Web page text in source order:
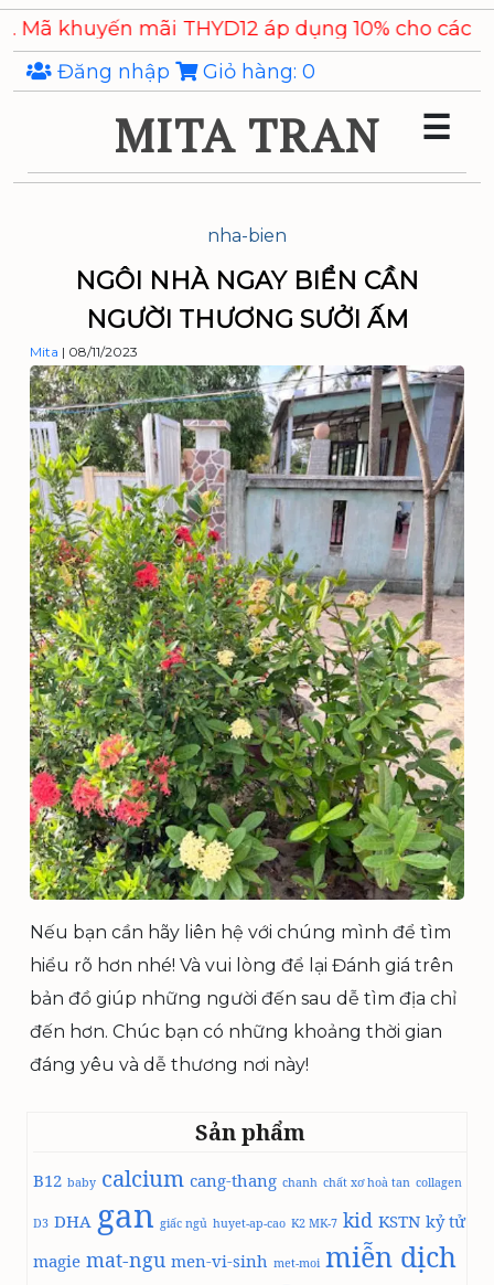
Skip
to
the
content
mãi THYD12 áp dụng 10% cho các sản phẩm
Đăng nhập
Giỏ hàng: 0
MITA TRAN ☰
nha-bien
NGÔI NHÀ NGAY BIỂN CẦN
NGƯỜI THƯƠNG SƯỞI ẤM
Mita | 08/11/2023
Nếu bạn cần hãy liên hệ với chúng mình để tìm
hiểu rõ hơn nhé! Và vui lòng để lại Đánh giá trên
bản đồ giúp những người đến sau dễ tìm địa chỉ
đến hơn. Chúc bạn có những khoảng thời gian
đáng yêu và dễ thương nơi này!
Sản phẩm
B12 baby calcium cang-thang chanh chất xơ hoà tan collagen
D3 DHA gan giấc ngủ huyet-ap-cao K2 MK-7 kid KSTN kỷ tử
magie mat-ngu men-vi-sinh met-moi miễn dịch